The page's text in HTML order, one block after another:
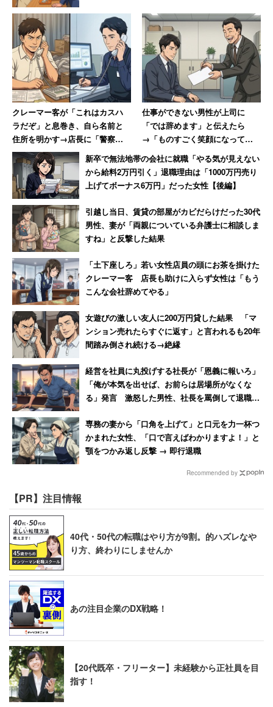
クレーマー客が「これはカスハ
ラだぞ」と息巻き、自ら名前と
住所を明かす→店長に「警察に
相談します」と撃退される
仕事ができない男性が上司に
「では辞めます」と伝えたら
→「ものすごく笑顔になって、
その場で退職届を書かされまし
た」
新卒で無法地帯の会社に就職「やる気が見えない
から給料2万円引く」退職理由は「1000万円売り
上げてボーナス6万円」だった女性【後編】
引越し当日、賃貸の部屋がカビだらけだった30代
男性、妻が「両親についている弁護士に相談しま
すね」と反撃した結果
「土下座しろ」若い女性店員の頭にお茶を掛けた
クレーマー客 店長も助けに入らず女性は「もう
こんな会社辞めてやる」
女遊びの激しい友人に200万円貸した結果 「マ
ンション売れたらすぐに返す」と言われるも20年
間踏み倒され続ける→絶縁
経営を社員に丸投げする社長が「恩義に報いろ」
「俺が本気を出せば、お前らは居場所がなくな
る」発言 激怒した男性、社長を罵倒して退職
専務の妻から「口角を上げて」と口元を力一杯つ
かまれた女性、「口で言えばわかりますよ！」と
顎をつかみ返し反撃 → 即行退職
Recommended by
【PR】注目情報
40代・50代の転職はやり方が9割。的ハズレなや
り方、終わりにしませんか
あの注目企業のDX戦略！
【20代既卒・フリーター】未経験から正社員を目
指す！